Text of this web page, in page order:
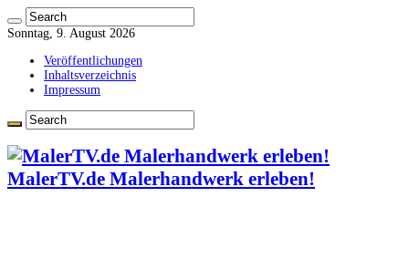
Sonntag, 9. August 2026
Veröffentlichungen
Inhaltsverzeichnis
Impressum
MalerTV.de Malerhandwerk erleben!